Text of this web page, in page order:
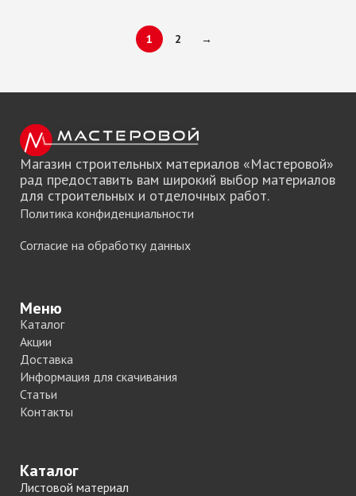
1 2 →
Магазин строительных материалов «Мастеровой»
рад предоставить вам широкий выбор материалов
для строительных и отделочных работ.
Политика конфиденциальности
Согласие на обработку данных
Меню
Каталог
Акции
Доставка
Информация для скачивания
Статьи
Контакты
Каталог
Листовой материал